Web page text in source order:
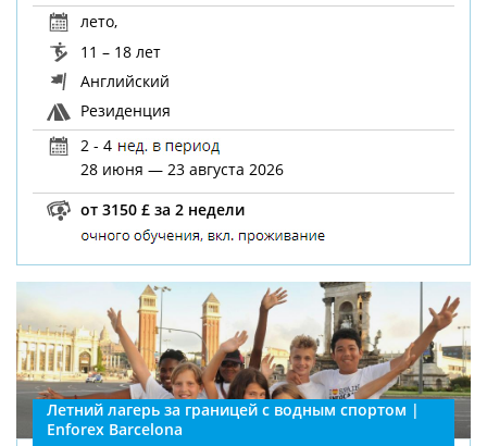
лето,
11 – 18 лет
Английский
Резиденция
2 - 4
28 июня — 23 августа 2026
от 3150 £ за 2 недели
Летний лагерь за границей с водным спортом |
Enforex Barcelona